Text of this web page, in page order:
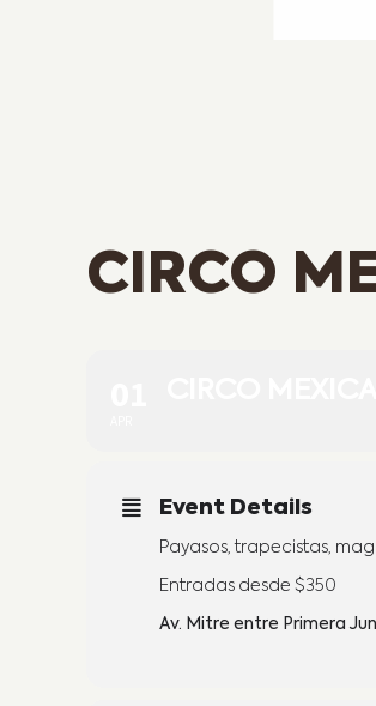
CIRCO
Event Details
Payasos, trapecistas,
Entradas desde $350
Av. Mitre entre Primera